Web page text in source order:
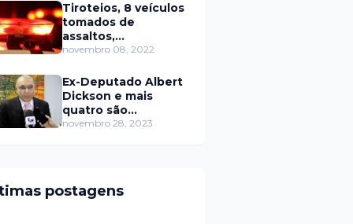
Tiroteios, 8 veículos
tomados de
assaltos,
ARRASTÕES em
encontrado morto
novembro 08, 2022
Ex-Deputado Albert
Dickson e mais
quatro são
condenados por
novembro 28, 2023
postagens